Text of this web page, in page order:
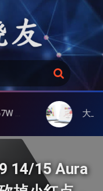
搜
索
大上 Paperlike 13K 彩屏
14/15 Aura